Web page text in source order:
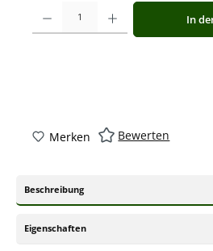
Produkt Anzahl: Gib den gewünschten
In
Merken Bewerten
Beschreibung
Eigenschaften